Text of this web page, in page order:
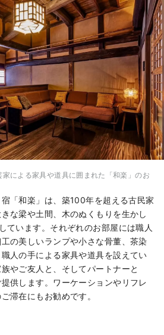
による家具や道具に囲まれた「和楽」のお
「和楽」は、築100年を超える古民家
な梁や土間、木のぬくもりを生かし
ています。それぞれのお部屋には職人
の美しいランプや小さな骨董、茶染
人の手による家具や道具を設えてい
やご友人と、そしてパートナーと
供します。ワーケーションやリフレ
滞在にもお勧めです。